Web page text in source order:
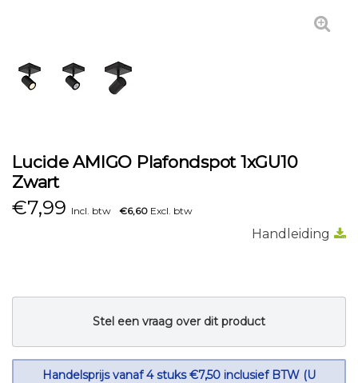
Lucide AMIGO Plafondspot 1xGU10
Zwart
€7,99 Incl. btw €6,60 Excl. btw
Handleiding
Stel een vraag over dit product
Handelsprijs vanaf 4 stuks €7,50 inclusief BTW (U